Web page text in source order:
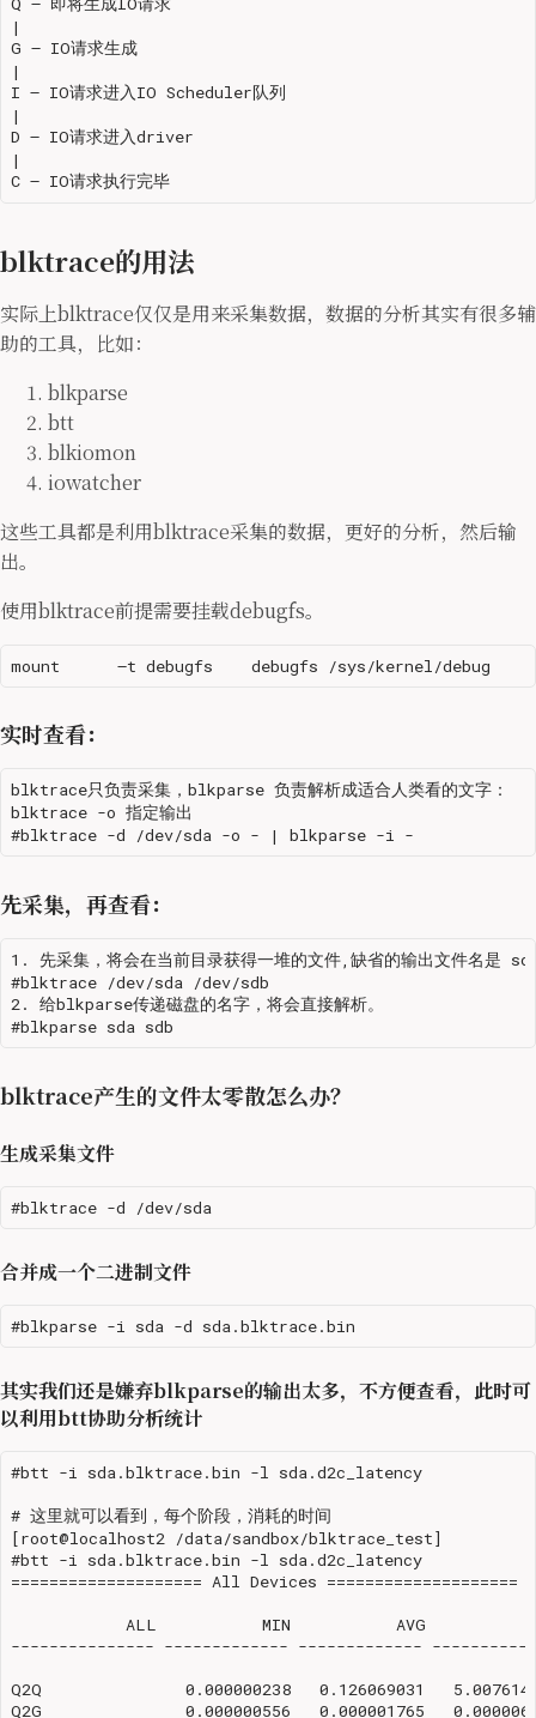
|
G – IO请求生成
|
I – IO请求进入IO Scheduler队列
|
D – IO请求进入driver
|
blktrace的用法
实际上blktrace仅仅是用来采集数据，数据的分析其实有很多辅
助的工具，比如：
blkparse
btt
blkiomon
iowatcher
这些工具都是利用blktrace采集的数据，更好的分析，然后输
出。
使用blktrace前提需要挂载debugfs。
实时查看：
blktrace只负责采集，blkparse 负责解析成适合人类看的文字：
blktrace -o 指定输出
先采集，再查看：
1. 先采集，将会在当前目录获得一堆的文件,缺省的输出文件名
#blktrace /dev/sda /dev/sdb
2. 给blkparse传递磁盘的名字，将会直接解析。
blktrace产生的文件太零散怎么办？
生成采集文件
合并成一个二进制文件
其实我们还是嫌弃blkparse的输出太多，不方便查看，此时可
以利用btt协助分析统计
#btt -i sda.blktrace.bin -l sda.d2c_latency
# 这里就可以看到，每个阶段，消耗的时间
[root@localhost2 /data/sandbox/blktrace_test]
#btt -i sda.blktrace.bin -l sda.d2c_latency
==================== All Devices ====================
ALL           MIN           AVG
--------------- ------------- -------------
Q2Q               0.000000238   0.126069031
Q2G               0.000000556   0.000001765